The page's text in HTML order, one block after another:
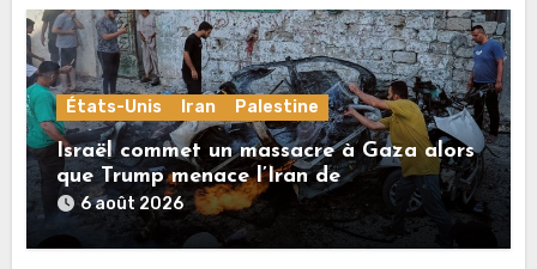
États-Unis Iran Palestine
Israël commet un massacre à Gaza alors
que Trump menace l’Iran de
«décapitation»
6 août 2026